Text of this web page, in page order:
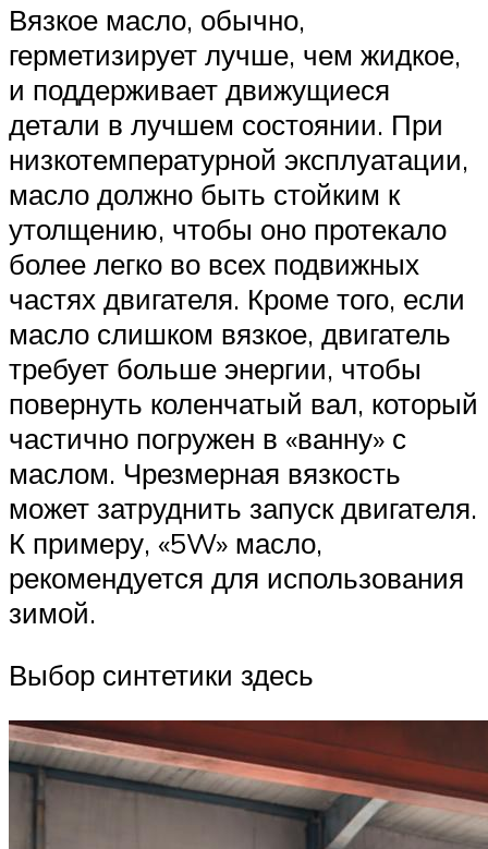
Вязкое масло, обычно,
герметизирует лучше, чем жидкое,
и поддерживает движущиеся
детали в лучшем состоянии. При
низкотемпературной эксплуатации,
масло должно быть стойким к
утолщению, чтобы оно протекало
более легко во всех подвижных
частях двигателя. Кроме того, если
масло слишком вязкое, двигатель
требует больше энергии, чтобы
повернуть коленчатый вал, который
частично погружен в «ванну» с
маслом. Чрезмерная вязкость
может затруднить запуск двигателя.
К примеру, «5W» масло,
рекомендуется для использования
зимой.
Выбор синтетики здесь